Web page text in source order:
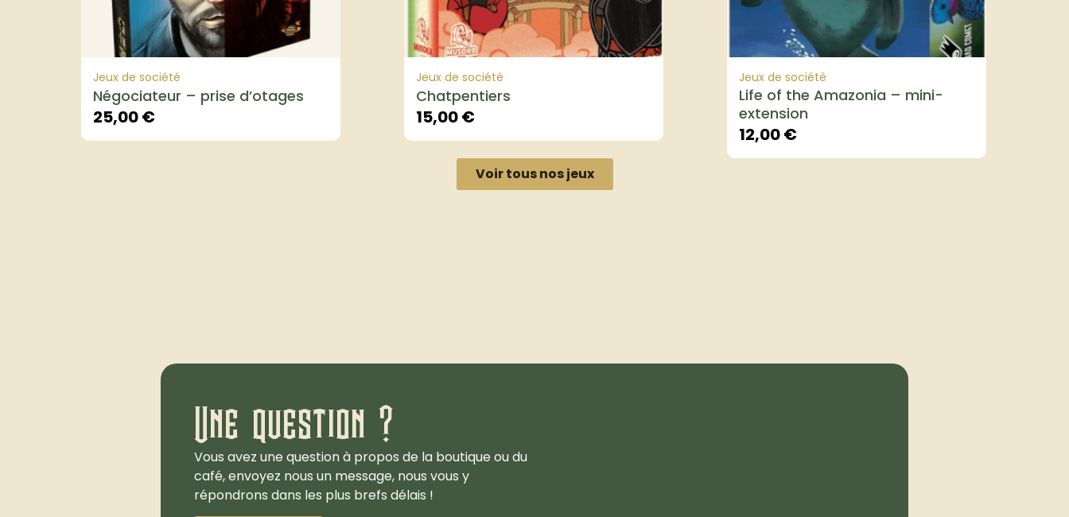
Jeux de société
Négociateur – prise d’otages
25,00€
Jeux de société
Chatpentiers
15,00€
Jeux de société
Life of the Amazonia – mini-
extension
12,00€
Voir tous nos jeux
Une question ?
Vous avez une question à propos de la boutique ou du
café, envoyez nous un message, nous vous y
répondrons dans les plus brefs délais !